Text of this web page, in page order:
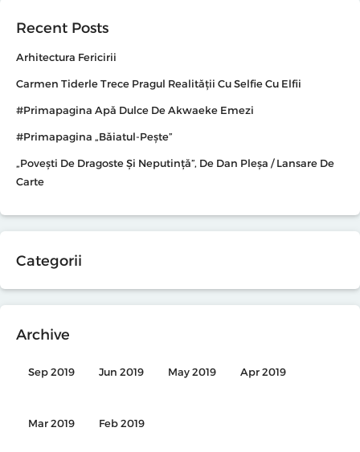
Recent Posts
Arhitectura Fericirii
Carmen Tiderle Trece Pragul Realității Cu Selfie Cu Elfii
#primapagina Apă Dulce De Akwaeke Emezi
#primapagina „Băiatul-Pește”
„Povești De Dragoste Și Neputință”, De Dan Pleșa / Lansare De
Carte
Categorii
Archive
Sep 2019 Jun 2019 May 2019 Apr 2019
Mar 2019 Feb 2019